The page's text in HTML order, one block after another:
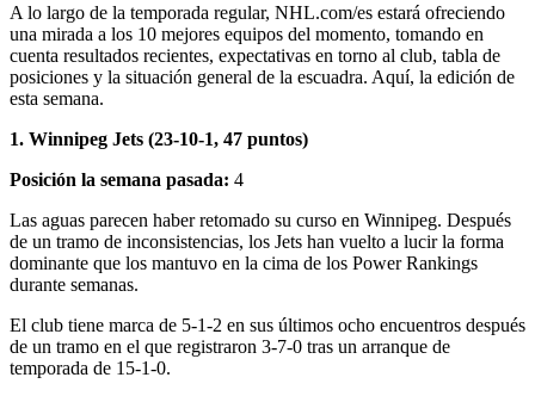
A lo largo de la temporada regular, NHL.com/es estará ofreciendo
una mirada a los 10 mejores equipos del momento, tomando en
cuenta resultados recientes, expectativas en torno al club, tabla de
posiciones y la situación general de la escuadra. Aquí, la edición de
esta semana.
1. Winnipeg Jets (23-10-1, 47 puntos)
Posición la semana pasada: 4
Las aguas parecen haber retomado su curso en Winnipeg. Después
de un tramo de inconsistencias, los Jets han vuelto a lucir la forma
dominante que los mantuvo en la cima de los Power Rankings
durante semanas.
El club tiene marca de 5-1-2 en sus últimos ocho encuentros después
de un tramo en el que registraron 3-7-0 tras un arranque de
temporada de 15-1-0.